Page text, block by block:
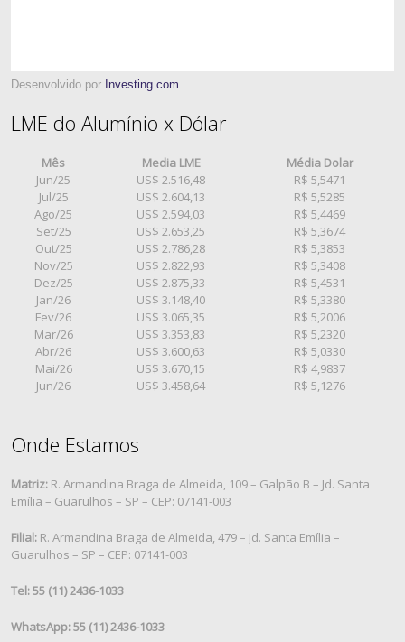
Desenvolvido por Investing.com
LME do Alumínio x Dólar
Mês Media LME
Média Dolar
Jun/25
US$ 2.516,48
R$ 5,5471
Jul/25
US$ 2.604,13
R$ 5,5285
Ago/25
US$ 2.594,03
R$ 5,4469
Set/25
US$ 2.653,25
R$ 5,3674
Out/25
US$ 2.786,28
R$ 5,3853
Nov/25
US$ 2.822,93
R$ 5,3408
Dez/25
US$ 2.875,33
R$ 5,4531
Jan/26
US$ 3.148,40
R$ 5,3380
Fev/26
US$ 3.065,35
R$ 5,2006
Mar/26
US$ 3.353,83
R$ 5,2320
Abr/26
US$ 3.600,63
R$ 5,0330
Mai/26
US$ 3.670,15
R$ 4,9837
Jun/26
US$ 3.458,64 R$ 5,1276
Onde Estamos
Matriz: R. Armandina Braga de Almeida, 109 – Galpão B – Jd. Santa
Emília – Guarulhos – SP – CEP: 07141-003
Filial: R. Armandina Braga de Almeida, 479 – Jd. Santa Emília –
Guarulhos – SP – CEP: 07141-003
Tel: 55 (11) 2436-1033
WhatsApp: 55 (11) 2436-1033